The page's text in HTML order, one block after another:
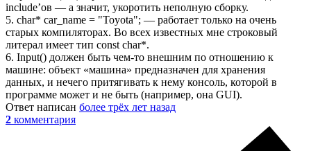
include’ов — а значит, укоротить неполную сборку.
5. char* car_name = "Toyota"; — работает только на очень
старых компиляторах. Во всех известных мне строковый
литерал имеет тип const char*.
6. Input() должен быть чем-то внешним по отношению к
машине: объект «машина» предназначен для хранения
данных, и нечего притягивать к нему консоль, которой в
программе может и не быть (например, она GUI).
Ответ написан более трёх лет назад
2 комментария